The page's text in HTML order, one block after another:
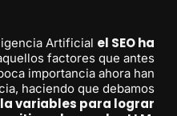
Artificial el SEO ha
factores que antes
importancia ahora han
haciendo que debamos
variables para lograr